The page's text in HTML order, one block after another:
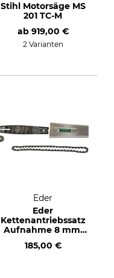
Stihl Motorsäge MS
201 TC-M
ab 919,00 €
2 Varianten
Eder
Eder
Kettenantriebssatz
Aufnahme 8 mm,
185,00 €